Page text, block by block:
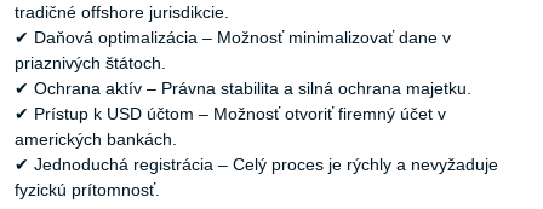
tradičné offshore jurisdikcie.
✔ Daňová optimalizácia – Možnosť minimalizovať dane v
priaznivých štátoch.
✔ Ochrana aktív – Právna stabilita a silná ochrana majetku.
✔ Prístup k USD účtom – Možnosť otvoriť firemný účet v
amerických bankách.
✔ Jednoduchá registrácia – Celý proces je rýchly a nevyžaduje
fyzickú prítomnosť.